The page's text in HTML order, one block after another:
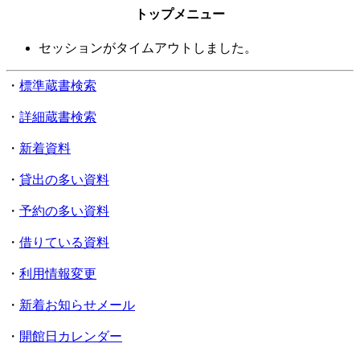
トップメニュー
セッションがタイムアウトしました。
・ 標準蔵書検索
・ 詳細蔵書検索
・ 新着資料
・ 貸出の多い資料
・ 予約の多い資料
・ 借りている資料
・ 利用情報変更
・ 新着お知らせメール
・ 開館日カレンダー